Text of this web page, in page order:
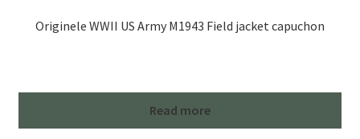
Originele WWII US Army M1943 Field jacket capuchon
Read more